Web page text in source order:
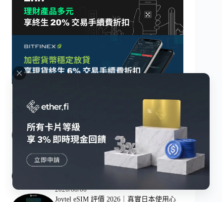
最新消息
Jeff Dean 離開 Google 創辦 Discovery
Loop，27 年工程傳奇為何牽動 Alphabet
2026/08/06
美股怎麼買？手續費多少？新手從開戶、
2026/08/06
Joytel eSIM 評價 2026｜真實日本使用心